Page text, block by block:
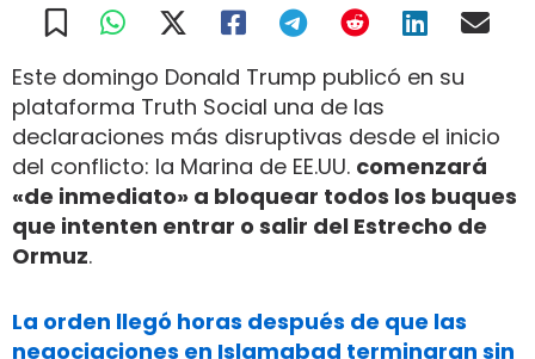
Este domingo Donald Trump publicó en su
plataforma Truth Social una de las
declaraciones más disruptivas desde el inicio
del conflicto: la Marina de EE.UU. comenzará
«de inmediato» a bloquear todos los buques
que intenten entrar o salir del Estrecho de
Ormuz.
La orden llegó horas después de que las
negociaciones en Islamabad terminaran sin